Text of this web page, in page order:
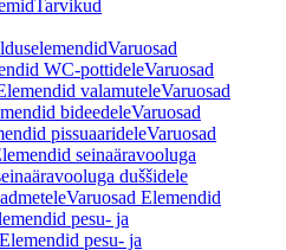
Tarvikud
Varuosad
WC-pottideleVaruosad
valamuteleVaruosad
bideedeleVaruosad
pissuaarideleVaruosad
seinaäravooluga
duššidele
Varuosad Elemendid
pesu- ja
pesu- ja